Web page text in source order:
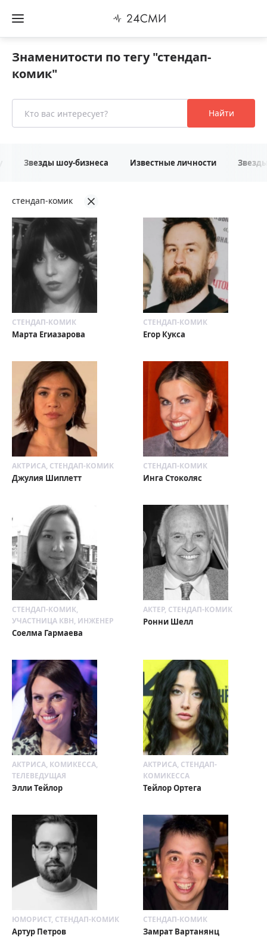
Знаменитости по тегу "стендап-
комик"
Найти
Звезды шоу-бизнеса Известные личности
стендап-комик
СТЕНДАП-КОМИК
Марта Егиазарова
СТЕНДАП-КОМИК
Егор Кукса
АКТРИСА, СТЕНДАП-КОМИК
Джулия Шиплетт
СТЕНДАП-КОМИК
Инга Стоколяс
СТЕНДАП-КОМИК,
УЧАСТНИЦА КВН, ИНЖЕНЕР
Соелма Гармаева
АКТЕР, СТЕНДАП-КОМИК
Ронни Шелл
АКТРИСА, КОМИКЕССА,
ТЕЛЕВЕДУЩАЯ
Элли Тейлор
АКТРИСА, СТЕНДАП-
КОМИКЕССА
Тейлор Ортега
ЮМОРИСТ, СТЕНДАП-КОМИК
Артур Петров
СТЕНДАП-КОМИК
Замрат Вартанянц